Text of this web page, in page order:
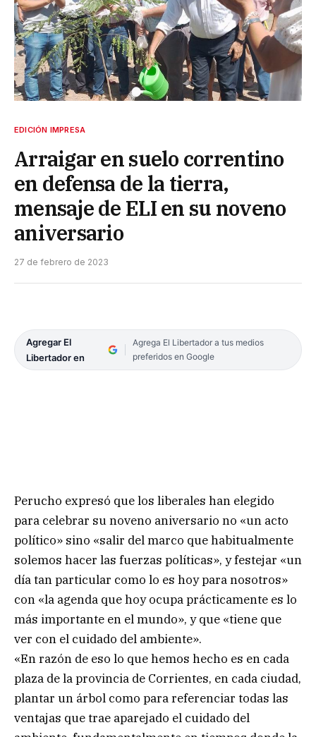
EDICIÓN IMPRESA
Arraigar en suelo correntino
en defensa de la tierra,
mensaje de ELI en su noveno
aniversario
27 de febrero de 2023
Agregar El
Libertador en
Agrega El Libertador a tus medios
preferidos en Google
Perucho expresó que los liberales han elegido
para celebrar su noveno aniversario no «un acto
político» sino «salir del marco que habitualmente
solemos hacer las fuerzas políticas», y festejar «un
día tan particular como lo es hoy para nosotros»
con «la agenda que hoy ocupa prácticamente es lo
más importante en el mundo», y que «tiene que
ver con el cuidado del ambiente».
«En razón de eso lo que hemos hecho es en cada
plaza de la provincia de Corrientes, en cada ciudad,
plantar un árbol como para referenciar todas las
ventajas que trae aparejado el cuidado del